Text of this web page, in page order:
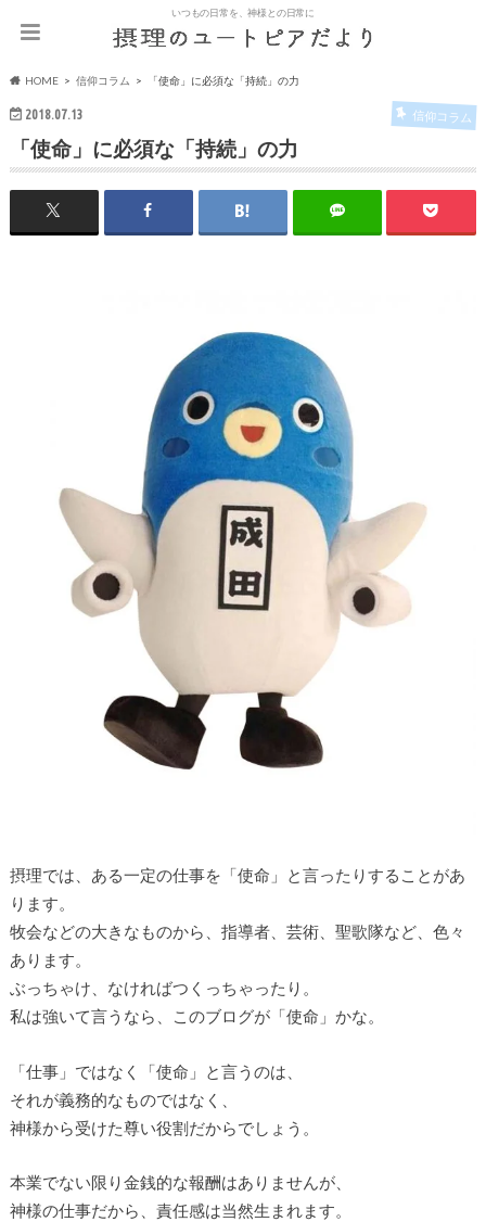
いつもの日常を、神様との日常に
HOME 信仰コラム 「使命」に必須な「持続」の力
2018.07.13 信仰コラム
「使命」に必須な「持続」の力
摂理では、ある一定の仕事を「使命」と言ったりすることがあ
ります。
牧会などの大きなものから、指導者、芸術、聖歌隊など、色々
あります。
ぶっちゃけ、なければつくっちゃったり。
私は強いて言うなら、このブログが「使命」かな。
「仕事」ではなく「使命」と言うのは、
それが義務的なものではなく、
神様から受けた尊い役割だからでしょう。
本業でない限り金銭的な報酬はありませんが、
神様の仕事だから、責任感は当然生まれます。